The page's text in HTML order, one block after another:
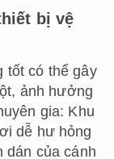
bị vệ
tốt có thể gây
ảnh hưởng
gia: Khu
dễ hư hỏng
dán của cánh